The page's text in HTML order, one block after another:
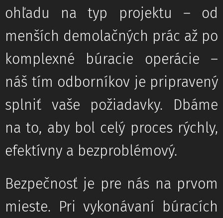
ohľadu na typ projektu – od
menších demolačných prác až po
komplexné búracie operácie –
náš tím odborníkov je pripravený
splniť vaše požiadavky. Dbáme
na to, aby bol celý proces rýchly,
efektívny a bezproblémový.
Bezpečnosť je pre nás na prvom
mieste. Pri vykonávaní búracích